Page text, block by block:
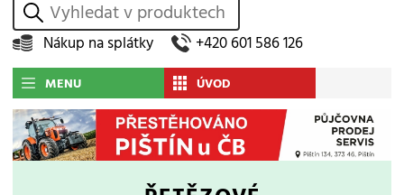
vyhledat
Nákup na splátky +420 601 586 126
MENU ÚVOD